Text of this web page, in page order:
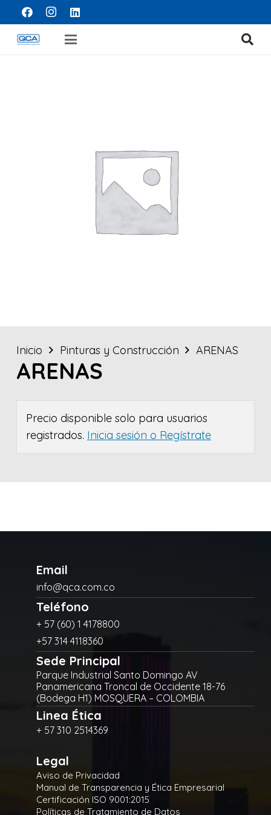
Inicio Pinturas y Construcción ARENAS
ARENAS
Precio disponible solo para usuarios
registrados. Inicia sesión o Regístrate
Email
info@qca.com.co
Teléfono
+ 57 (60) 1 4178800
+57 314 4118360
Sede Principal
Parque Industrial Santo Domingo AV
Panamericana Troncal de Occidente 18-76
(Bodega H1) MOSQUERA – COLOMBIA
Linea Ética
+ 57 310 2514369
Legal
Aviso de Privacidad
Manual de Transparencia y Ética Empresarial
Certificación ISO 9001:2015
Políticas de Tratamiento de Datos